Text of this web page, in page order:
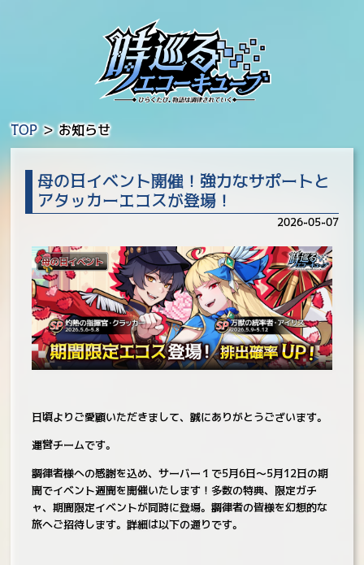
TOP＞お知らせ
母の日イベント開催！強力なサポートと
アタッカーエコスが登場！
2026-05-07
日頃よりご愛顧いただきまして、誠にありがとうございます。
運営チームです。
調律者様への感謝を込め、サーバー１で5月6日～5月12日の期
間でイベント週間を開催いたします！多数の特典、限定ガチ
ャ、期間限定イベントが同時に登場。調律者の皆様を幻想的な
旅へご招待します。詳細は以下の通りです。